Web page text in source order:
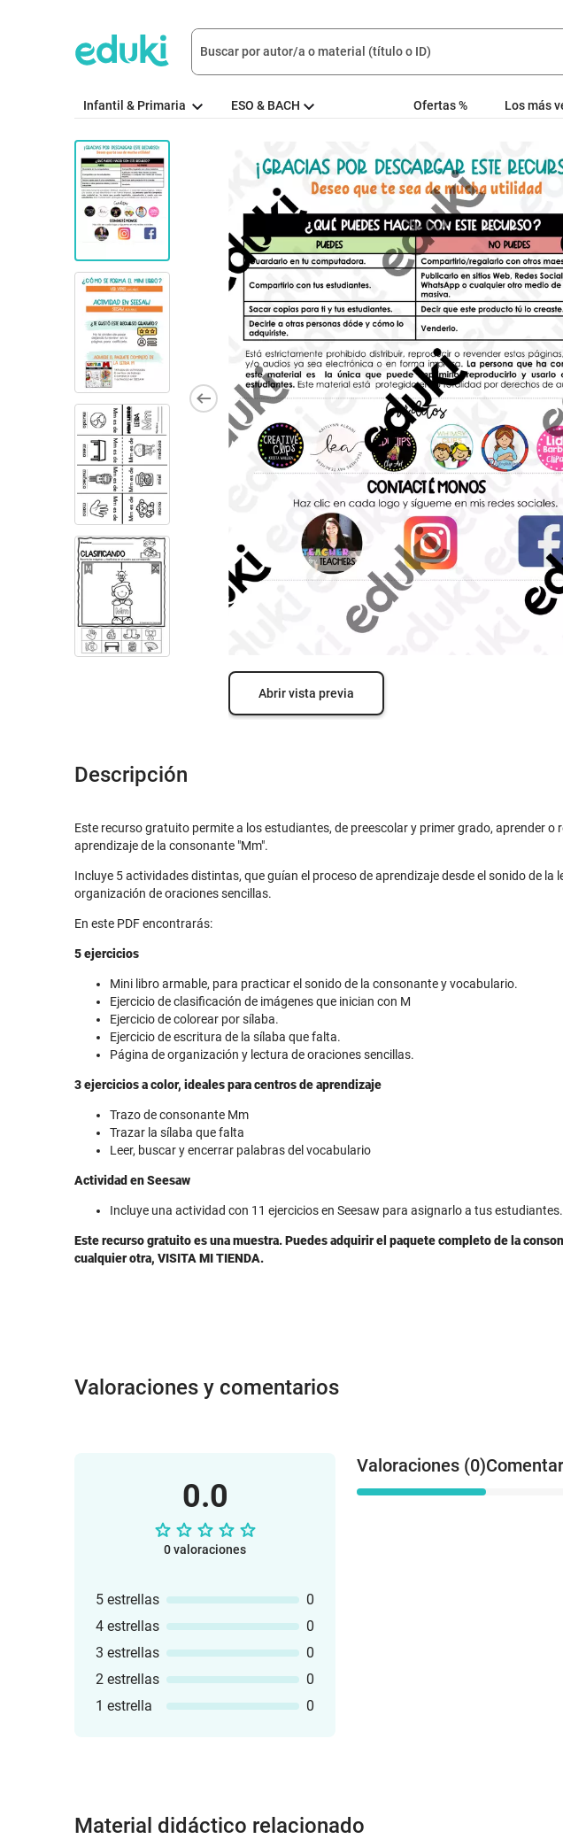
Infantil & Primaria ESO & BACH Ofertas % Los más
Abrir vista previa
Descripción
Este recurso gratuito permite a los estudiantes, de preescolar y primer grado, aprender o
aprendizaje de la consonante "Mm".
Incluye 5 actividades distintas, que guían el proceso de aprendizaje desde el sonido de la
organización de oraciones sencillas.
En este PDF encontrarás:
5 ejercicios
Mini libro armable, para practicar el sonido de la consonante y vocabulario.
Ejercicio de clasificación de imágenes que inician con M
Ejercicio de colorear por sílaba.
Ejercicio de escritura de la sílaba que falta.
Página de organización y lectura de oraciones sencillas.
3 ejercicios a color, ideales para centros de aprendizaje
Trazo de consonante Mm
Trazar la sílaba que falta
Leer, buscar y encerrar palabras del vocabulario
Actividad en Seesaw
Incluye una actividad con 11 ejercicios en Seesaw para asignarlo a tus estudiantes.
Este recurso gratuito es una muestra. Puedes adquirir el paquete completo de la
cualquier otra, VISITA MI TIENDA.
Valoraciones y comentarios
0.0
0 valoraciones
5 estrellas
0
4 estrellas
0
3 estrellas
0
2 estrellas
0
1 estrella
0
Valoraciones (0)
Material didáctico relacionado